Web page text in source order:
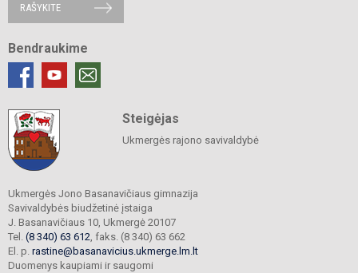
RAŠYKITE
Bendraukime
Steigėjas
Ukmergės rajono savivaldybė
Ukmergės Jono Basanavičiaus gimnazija
Savivaldybės biudžetinė įstaiga
J. Basanavičiaus 10, Ukmergė 20107
Tel. (8 340) 63 612, faks. (8 340) 63 662
El. p. rastine@basanavicius.ukmerge.lm.lt
Duomenys kaupiami ir saugomi